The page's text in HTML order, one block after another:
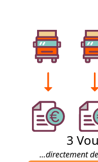
3
...directement